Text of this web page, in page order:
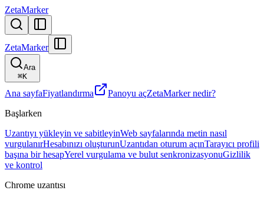
ZetaMarker
ZetaMarker
Ara
⌘K
Ana sayfaFiyatlandırma Panoyu açZetaMarker nedir?
Başlarken
Uzantıyı yükleyin ve sabitleyinWeb sayfalarında metin nasıl
vurgulanırHesabınızı oluşturunUzantıdan oturum açınTarayıcı profili
başına bir hesapYerel vurgulama ve bulut senkronizasyonuGizlilik
ve kontrol
Chrome uzantısı